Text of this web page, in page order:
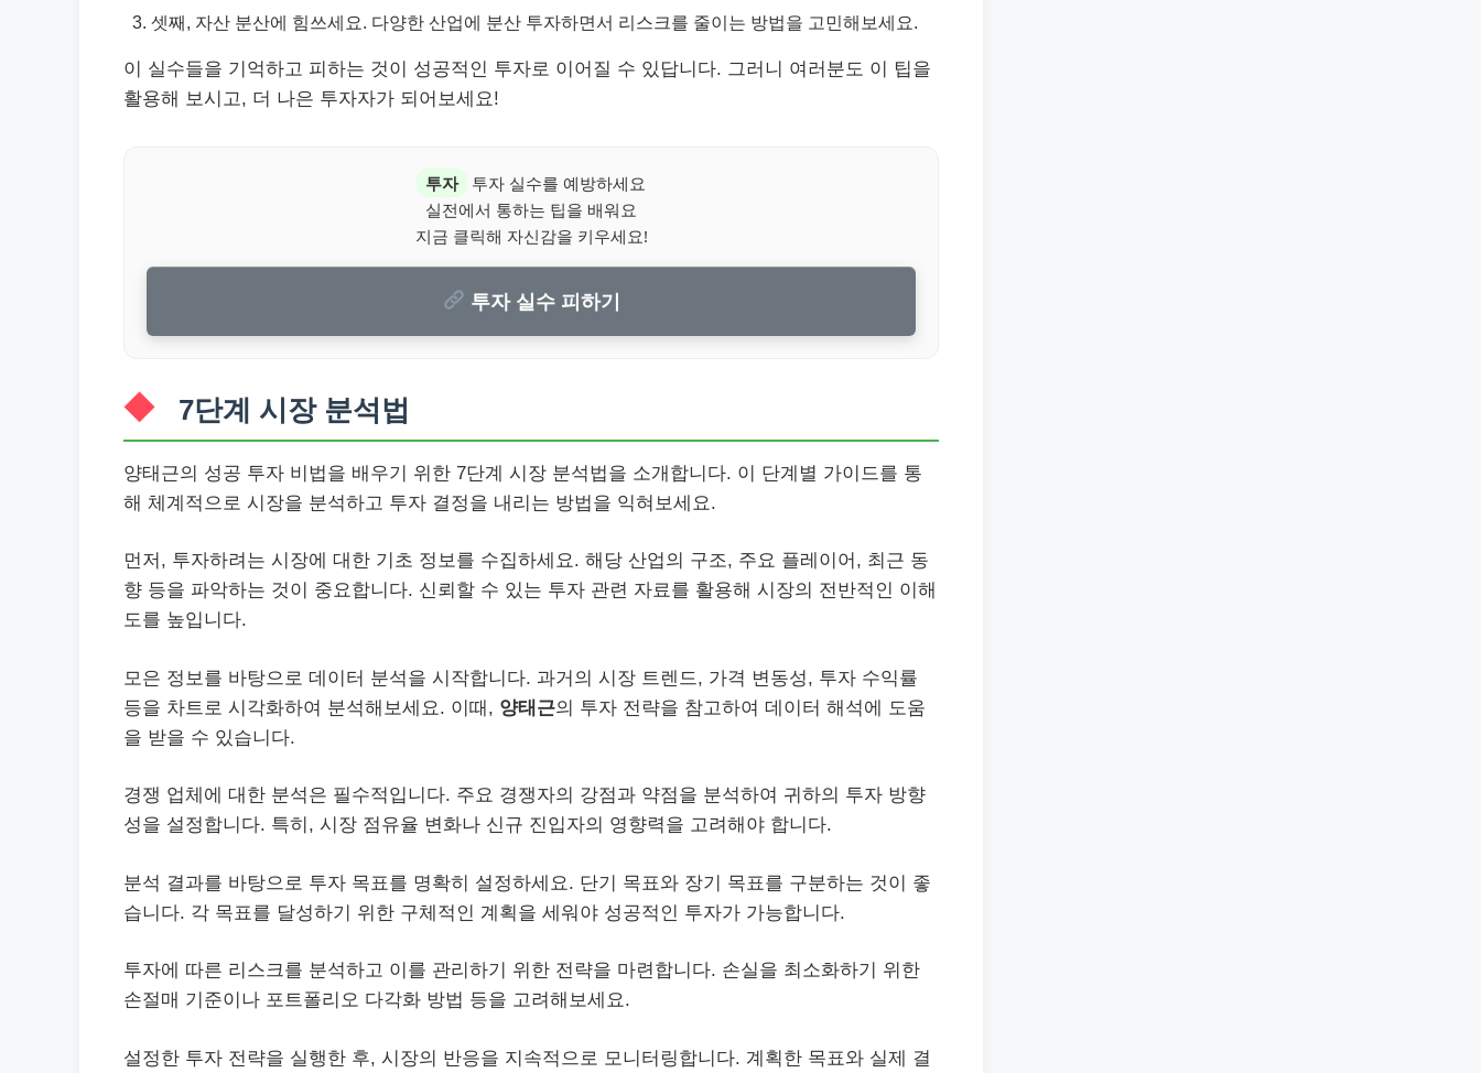
셋째, 자산 분산에 힘쓰세요. 다양한 산업에 분산 투자하면서 리스크를 줄이는 방법을 고민해보세요.
이 실수들을 기억하고 피하는 것이 성공적인 투자로 이어질 수 있답니다. 그러니 여러분도 이 팁을
활용해 보시고, 더 나은 투자자가 되어보세요!
투자
투자 실수를 예방하세요
실전에서 통하는 팁을 배워요
지금 클릭해 자신감을 키우세요!
투자 실수 피하기
7단계 시장 분석법
양태근의 성공 투자 비법을 배우기 위한 7단계 시장 분석법을 소개합니다. 이 단계별 가이드를 통
해 체계적으로 시장을 분석하고 투자 결정을 내리는 방법을 익혀보세요.
먼저, 투자하려는 시장에 대한 기초 정보를 수집하세요. 해당 산업의 구조, 주요 플레이어, 최근 동
향 등을 파악하는 것이 중요합니다. 신뢰할 수 있는 투자 관련 자료를 활용해 시장의 전반적인 이해
도를 높입니다.
모은 정보를 바탕으로 데이터 분석을 시작합니다. 과거의 시장 트렌드, 가격 변동성, 투자 수익률
등을 차트로 시각화하여 분석해보세요. 이때, 양태근의 투자 전략을 참고하여 데이터 해석에 도움
을 받을 수 있습니다.
경쟁 업체에 대한 분석은 필수적입니다. 주요 경쟁자의 강점과 약점을 분석하여 귀하의 투자 방향
성을 설정합니다. 특히, 시장 점유율 변화나 신규 진입자의 영향력을 고려해야 합니다.
분석 결과를 바탕으로 투자 목표를 명확히 설정하세요. 단기 목표와 장기 목표를 구분하는 것이 좋
습니다. 각 목표를 달성하기 위한 구체적인 계획을 세워야 성공적인 투자가 가능합니다.
투자에 따른 리스크를 분석하고 이를 관리하기 위한 전략을 마련합니다. 손실을 최소화하기 위한
손절매 기준이나 포트폴리오 다각화 방법 등을 고려해보세요.
설정한 투자 전략을 실행한 후, 시장의 반응을 지속적으로 모니터링합니다. 계획한 목표와 실제 결